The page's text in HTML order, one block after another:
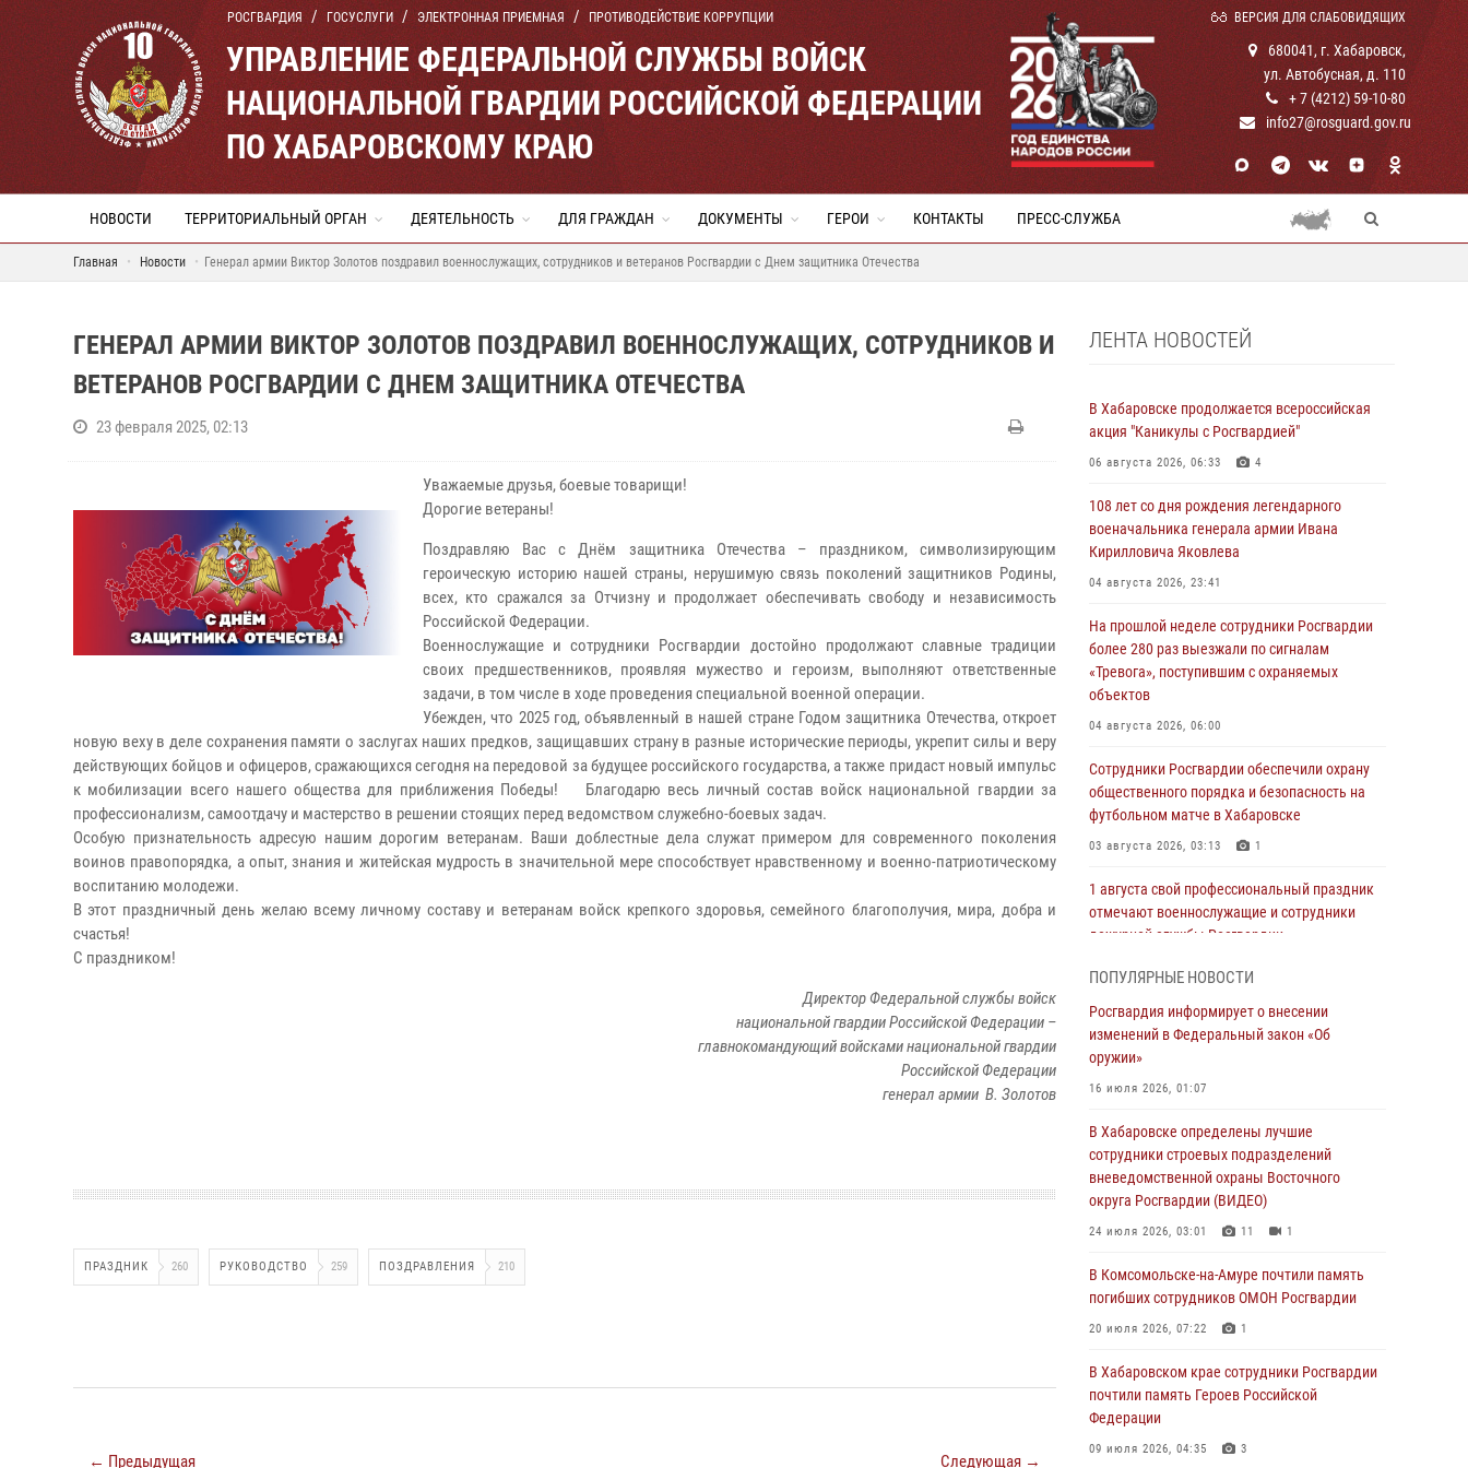
РОСГВАРДИЯ ГОСУСЛУГИ ЭЛЕКТРОННАЯ ПРИЕМНАЯ ПРОТИВОДЕЙСТВИЕ КОРРУПЦИИ ВЕРСИЯ ДЛЯ СЛАБОВИДЯЩИХ
УПРАВЛЕНИЕ ФЕДЕРАЛЬНОЙ СЛУЖБЫ ВОЙСК
НАЦИОНАЛЬНОЙ ГВАРДИИ РОССИЙСКОЙ ФЕДЕРАЦИИ
ПО ХАБАРОВСКОМУ КРАЮ
680041, г. Хабаровск,
ул. Автобусная, д. 110
+ 7 (4212) 59-10-80
info27@rosguard.gov.ru
НОВОСТИ ТЕРРИТОРИАЛЬНЫЙ ОРГАН ДЕЯТЕЛЬНОСТЬ ДЛЯ ГРАЖДАН ДОКУМЕНТЫ ГЕРОИ КОНТАКТЫ ПРЕСС-СЛУЖБА
Главная Новости Генерал армии Виктор Золотов поздравил военнослужащих, сотрудников и ветеранов Росгвардии с Днем защитника Отечества
ГЕНЕРАЛ АРМИИ ВИКТОР ЗОЛОТОВ ПОЗДРАВИЛ ВОЕННОСЛУЖАЩИХ, СОТРУДНИКОВ И
ВЕТЕРАНОВ РОСГВАРДИИ С ДНЕМ ЗАЩИТНИКА ОТЕЧЕСТВА
23 февраля 2025, 02:13
Уважаемые друзья, боевые товарищи!
Дорогие ветераны!
Поздравляю Вас с Днём защитника Отечества – праздником, символизирующим
героическую историю нашей страны, нерушимую связь поколений защитников Родины,
всех, кто сражался за Отчизну и продолжает обеспечивать свободу и независимость
Российской Федерации.
Военнослужащие и сотрудники Росгвардии достойно продолжают славные традиции
своих предшественников, проявляя мужество и героизм, выполняют ответственные
задачи, в том числе в ходе проведения специальной военной операции.
Убежден, что 2025 год, объявленный в нашей стране Годом защитника Отечества, откроет
новую веху в деле сохранения памяти о заслугах наших предков, защищавших страну в разные исторические периоды, укрепит силы и веру
действующих бойцов и офицеров, сражающихся сегодня на передовой за будущее российского государства, а также придаст новый импульс
к мобилизации всего нашего общества для приближения Победы! Благодарю весь личный состав войск национальной гвардии за
профессионализм, самоотдачу и мастерство в решении стоящих перед ведомством служебно-боевых задач.
Особую признательность адресую нашим дорогим ветеранам. Ваши доблестные дела служат примером для современного поколения
воинов правопорядка, а опыт, знания и житейская мудрость в значительной мере способствует нравственному и военно-патриотическому
воспитанию молодежи.
В этот праздничный день желаю всему личному составу и ветеранам войск крепкого здоровья, семейного благополучия, мира, добра и
счастья!
С праздником!
Директор Федеральной службы войск
национальной гвардии Российской Федерации –
главнокомандующий войсками национальной гвардии
Российской Федерации
генерал армии В. Золотов
ПРАЗДНИК 260 РУКОВОДСТВО 259 ПОЗДРАВЛЕНИЯ 210
← Предыдущая Следующая →
ЛЕНТА НОВОСТЕЙ
В Хабаровске продолжается всероссийская
акция "Каникулы с Росгвардией"
06 августа 2026, 06:33 4
108 лет со дня рождения легендарного
военачальника генерала армии Ивана
Кирилловича Яковлева
04 августа 2026, 23:41
На прошлой неделе сотрудники Росгвардии
более 280 раз выезжали по сигналам
«Тревога», поступившим с охраняемых
объектов
04 августа 2026, 06:00
Сотрудники Росгвардии обеспечили охрану
общественного порядка и безопасность на
футбольном матче в Хабаровске
03 августа 2026, 03:13 1
1 августа свой профессиональный праздник
отмечают военнослужащие и сотрудники
дежурной службы Росгвардии
День образования тыловых подразделений
Росгвардии
01 августа 2026, 00:00
краю состоялось информирование личного
состава по вопросам реализации
избирательного права
31 июля 2026, 03:26
оказали помощь женщине, потерявшей
сознание во время массового мероприятия
29 июля 2026, 23:24 2
В Хабаровске продолжается акция
«Каникулы с Росгвардией»
29 июля 2026, 02:51
ПОПУЛЯРНЫЕ НОВОСТИ
Росгвардия информирует о внесении
изменений в Федеральный закон «Об
оружии»
16 июля 2026, 01:07
В Хабаровске определены лучшие
сотрудники строевых подразделений
вневедомственной охраны Восточного
округа Росгвардии (ВИДЕО)
24 июля 2026, 03:01 11 1
В Комсомольске-на-Амуре почтили память
погибших сотрудников ОМОН Росгвардии
20 июля 2026, 07:22 1
В Хабаровском крае сотрудники Росгвардии
почтили память Героев Российской
Федерации
09 июля 2026, 04:35 3